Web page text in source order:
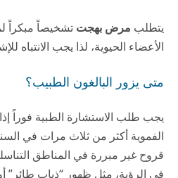
يتطلب مرض بهجت تشخيصاً مبكراً
الأعضاء الحيوية، لذا يجب الانتباه
متى يزور البالغون الطبيب؟
يجب طلب الاستشارة الطبية فوراً
الفموية أكثر من ثلاث مرات في
قروح غير مبررة في المناطق
في الرؤية، مثل ظهور “ذباب طائر”